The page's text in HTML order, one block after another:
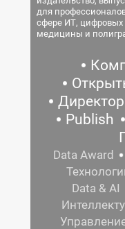
для
сфере ИТ, цифровых
медицины и
Publish
Data Award
Data & AI